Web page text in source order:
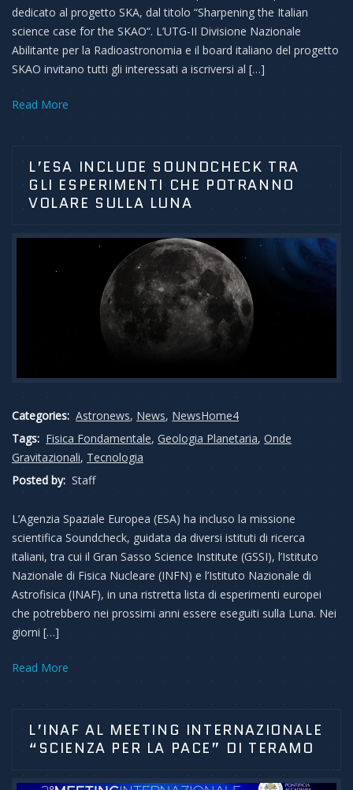
dedicato al progetto SKA, dal titolo “Sharpening the Italian
science case for the SKAO“. L’UTG-II Divisione Nazionale
Abilitante per la Radioastronomia e il board italiano del progetto
SKAO invitano tutti gli interessati a iscriversi al […]
Read More
L’ESA INCLUDE SOUNDCHECK TRA
GLI ESPERIMENTI CHE POTRANNO
VOLARE SULLA LUNA
Categories: Astronews, News, NewsHome4
Tags: Fisica Fondamentale,Geologia Planetaria,Onde
Gravitazionali, Tecnologia
Posted by: Staff
L’Agenzia Spaziale Europea (ESA) ha incluso la missione
scientifica Soundcheck, guidata da diversi istituti di ricerca
italiani, tra cui il Gran Sasso Science Institute (GSSI), l’Istituto
Nazionale di Fisica Nucleare (INFN) e l’Istituto Nazionale di
Astrofisica (INAF), in una ristretta lista di esperimenti europei
che potrebbero nei prossimi anni essere eseguiti sulla Luna. Nei
giorni […]
Read More
L’INAF AL MEETING INTERNAZIONALE
“SCIENZA PER LA PACE” DI TERAMO